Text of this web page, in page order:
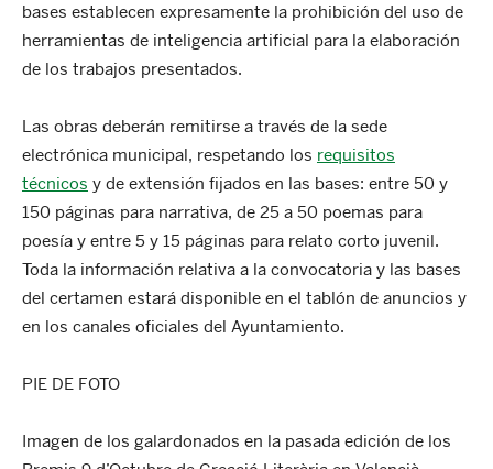
bases establecen expresamente la prohibición del uso de
herramientas de inteligencia artificial para la elaboración
de los trabajos presentados.
Las obras deberán remitirse a través de la sede
electrónica municipal, respetando los requisitos
técnicos y de extensión fijados en las bases: entre 50 y
150 páginas para narrativa, de 25 a 50 poemas para
poesía y entre 5 y 15 páginas para relato corto juvenil.
Toda la información relativa a la convocatoria y las bases
del certamen estará disponible en el tablón de anuncios y
en los canales oficiales del Ayuntamiento.
PIE DE FOTO
Imagen de los galardonados en la pasada edición de los